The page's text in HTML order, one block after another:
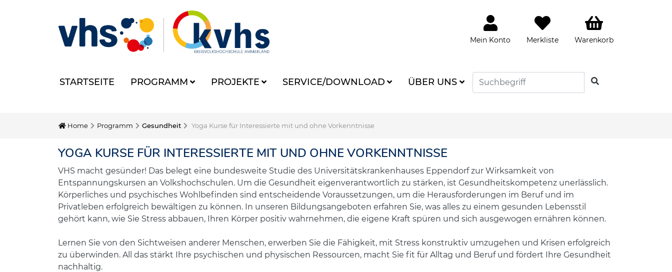
Mein Konto Merkliste Warenkorb
STARTSEITE PROGRAMM PROJEKTE SERVICE/DOWNLOAD ÜBER UNS SUCHEN
Home Programm Gesundheit Yoga Kurse für Interessierte mit und ohne Vorkenntnisse
YOGA KURSE FÜR INTERESSIERTE MIT UND OHNE VORKENNTNISSE
VHS macht gesünder! Das belegt eine bundesweite Studie des Universitätskrankenhauses Eppendorf zur Wirksamkeit von
Entspannungskursen an Volkshochschulen. Um die Gesundheit eigenverantwortlich zu stärken, ist Gesundheitskompetenz unerlässlich.
Körperliches und psychisches Wohlbefinden sind entscheidende Voraussetzungen, um die Herausforderungen im Beruf und im
Privatleben erfolgreich bewältigen zu können. In unseren Bildungsangeboten erfahren Sie, was alles zu einem gesunden Lebensstil
gehört kann, wie Sie Stress abbauen, Ihren Körper positiv wahrnehmen, die eigene Kraft spüren und sich ausgewogen ernähren können.
Lernen Sie von den Sichtweisen anderer Menschen, erwerben Sie die Fähigkeit, mit Stress konstruktiv umzugehen und Krisen erfolgreich
zu überwinden. All das stärkt Ihre psychischen und physischen Ressourcen, macht Sie fit für Alltag und Beruf und fördert Ihre Gesundheit
nachhaltig.